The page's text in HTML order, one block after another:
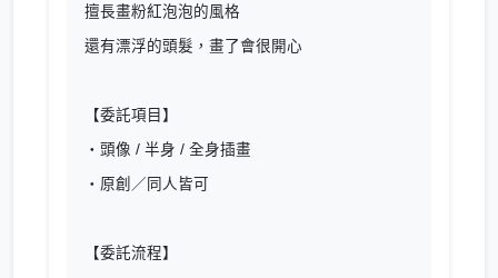
擅長畫粉紅泡泡的風格
還有漂浮的頭髮，畫了會很開心
【委託項目】
・頭像 / 半身 / 全身插畫
・原創／同人皆可
【委託流程】